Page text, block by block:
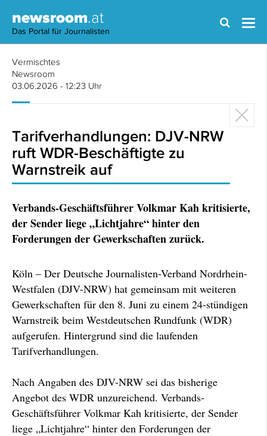
newsroom.at
Das Portal für Journalisten
Vermischtes
Newsroom
03.06.2026 - 12:23 Uhr
Tarifverhandlungen: DJV-NRW
ruft WDR-Beschäftigte zu
Warnstreik auf
Verbands-Geschäftsführer Volkmar Kah kritisierte,
der Sender liege „Lichtjahre“ hinter den
Forderungen der Gewerkschaften zurück.
Köln – Der Deutsche Journalisten-Verband Nordrhein-
Westfalen (DJV-NRW) hat gemeinsam mit weiteren
Gewerkschaften für den 8. Juni zu einem 24-stündigen
Warnstreik beim Westdeutschen Rundfunk (WDR)
aufgerufen. Hintergrund sind die laufenden
Tarifverhandlungen.
Nach Angaben des DJV-NRW sei das bisherige
Angebot des WDR unzureichend. Verbands-
Geschäftsführer Volkmar Kah kritisierte, der Sender
liege „Lichtjahre“ hinter den Forderungen der